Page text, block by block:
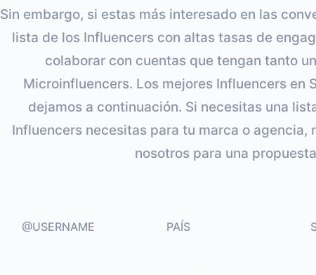
Sin embargo, si estas más interesado en las
lista de los Influencers con altas tasas de
colaborar con cuentas que tengan tanto
Microinfluencers. Los mejores Influencers en
dejamos a continuación. Si necesitas una
Influencers necesitas para tu marca o
nosotros para una
@USERNAME PAÍS